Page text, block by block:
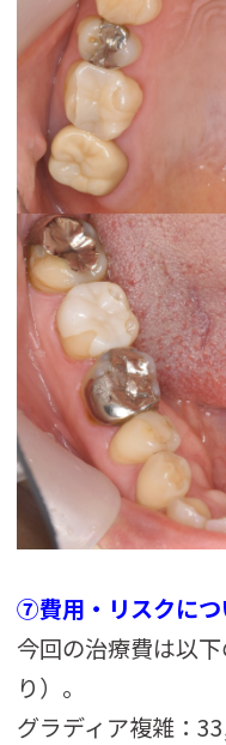
⑦費用・リスクにつ
今回の治療費は以
り）。
グラディア複雑：